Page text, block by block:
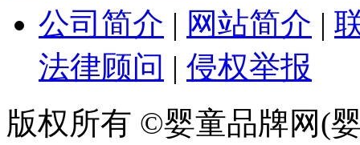
公司简介 | 网站简介 |
法律顾问 | 侵权举报
版权所有 ©婴童品牌网(